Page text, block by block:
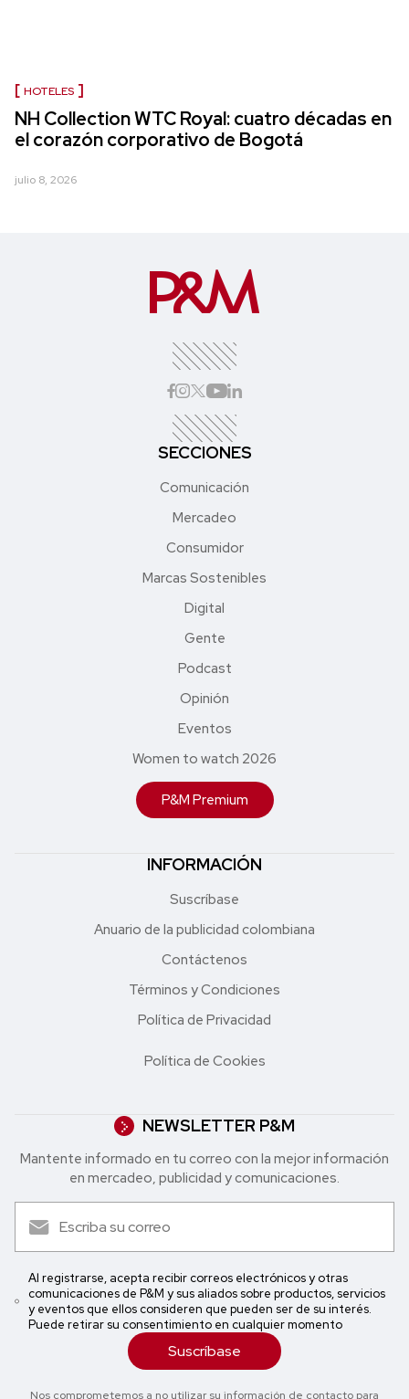
HOTELES
NH Collection WTC Royal: cuatro décadas en
el corazón corporativo de Bogotá
julio 8, 2026
SECCIONES
Comunicación
Mercadeo
Consumidor
Marcas Sostenibles
Digital
Gente
Podcast
Opinión
Eventos
Women to watch 2026
P&M Premium
INFORMACIÓN
Suscríbase
Anuario de la publicidad colombiana
Contáctenos
Términos y Condiciones
Política de Privacidad
Política de Cookies
NEWSLETTER P&M
Mantente informado en tu correo con la mejor in formación
en mercadeo, publicidad y comunicaciones.
Al registrarse, acepta recibir correos electrónicos y otras
comunicaciones de P&M y sus aliados sobre productos, servicios
y eventos que ellos consideren que pueden ser de su interés.
Puede retirar su consentimiento en cualquier momento
Suscríbase
Nos comprometemos a no utilizar su información de contacto para